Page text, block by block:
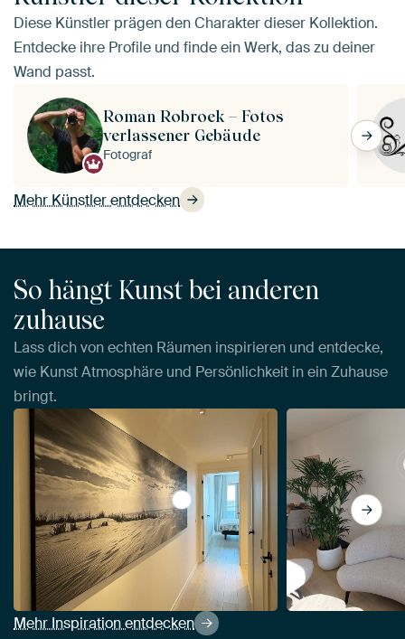
Diese Künstler prägen den Charakter dieser Kollektion.
Entdecke ihre Profile und finde ein Werk, das zu deiner
Wand passt.
Mehr Künstler entdecken
Roman Robroek – Fotos
verlassener Gebäude
Fotograf
So hängt Kunst bei anderen
zuhause
Lass dich von echten Räumen inspirieren und entdecke,
wie Kunst Atmosphäre und Persönlichkeit in ein Zuhause
bringt.
Mehr Inspiration entdecken
View 0485 Meer und Düne von